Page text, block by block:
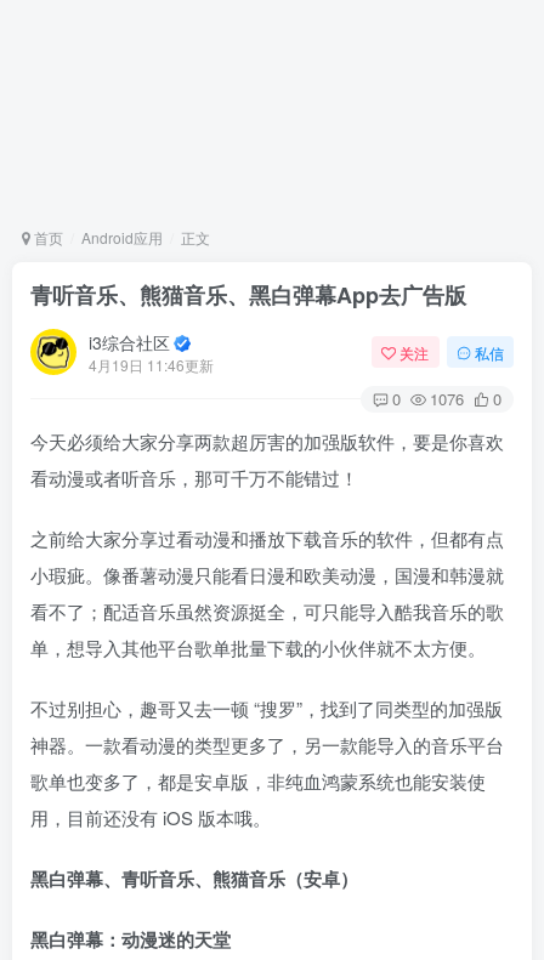
首页 Android应用 正文
青听音乐、熊猫音乐、黑白弹幕App去广告版
i3综合社区
4月19日 11:46更新
关注 私信
0 1076 0
今天必须给大家分享两款超厉害的加强版软件，要是你喜欢
看动漫或者听音乐，那可千万不能错过！
之前给大家分享过看动漫和播放下载音乐的软件，但都有点
小瑕疵。像番薯动漫只能看日漫和欧美动漫，国漫和韩漫就
看不了；配适音乐虽然资源挺全，可只能导入酷我音乐的歌
单，想导入其他平台歌单批量下载的小伙伴就不太方便。
不过别担心，趣哥又去一顿 “搜罗”，找到了同类型的加强版
神器。一款看动漫的类型更多了，另一款能导入的音乐平台
歌单也变多了，都是安卓版，非纯血鸿蒙系统也能安装使
用，目前还没有 iOS 版本哦。
黑白弹幕、青听音乐、熊猫音乐（安卓）
黑白弹幕：动漫迷的天堂